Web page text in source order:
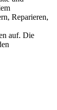
Reparieren,
auf. Die